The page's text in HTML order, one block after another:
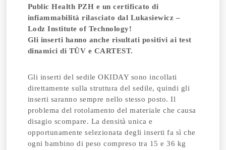
Public Health PZH e un certificato di
infiammabilità rilasciato dal Lukasiewicz –
Lodz Institute of Technology!
Gli inserti hanno anche risultati positivi ai test
dinamici di TÜV e CARTEST.
Gli inserti del sedile OKIDAY sono incollati
direttamente sulla struttura del sedile, quindi gli
inserti saranno sempre nello stesso posto. Il
problema del rotolamento del materiale che causa
disagio scompare. La densità unica e
opportunamente selezionata degli inserti fa sì che
ogni bambino di peso compreso tra 15 e 36 kg